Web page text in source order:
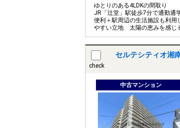
ゆとりのある4LDKの間取り
JR「辻堂」駅徒歩7分で通勤通
便利＋駅周辺の生活施設も利用
やすい立地 太陽の恵みを感じ
温もりあふれる空間
check
セルテシティオ湘
中古マンション